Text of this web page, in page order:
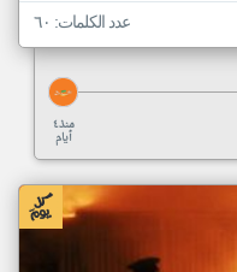
عدد الكلمات: ٦٠
منذ ٤
أيام